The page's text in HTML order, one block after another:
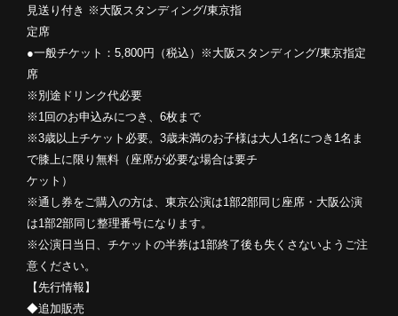
⾒送り付き ※大阪スタンディング/東京指
定席
●⼀般チケット：5,800円（税込）※大阪スタンディング/東京指定
席
※別途ドリンク代必要
※1回のお申込みにつき、6枚まで
※3歳以上チケット必要。3歳未満のお子様は大人1名につき1名ま
で膝上に限り無料（座席が必要な場合は要チ
ケット）
※通し券をご購入の方は、東京公演は1部2部同じ座席・大阪公演
は1部2部同じ整理番号になります。
※公演日当日、チケットの半券は1部終了後も失くさないようご注
意ください。
【先行情報】
◆追加販売